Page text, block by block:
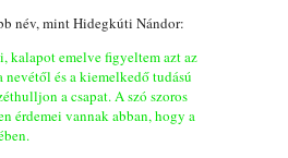
név, mint Hidegkúti Nándor:
kalapot emelve figyeltem azt az
és a kiemelkedő tudású
a csapat. A szó szoros
érdemei vannak abban, hogy a